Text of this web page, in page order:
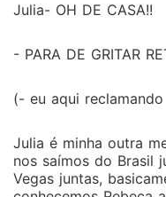
Julia- OH DE CASA!!
- PARA DE GRITAR
(- eu aqui
Julia é minha outra
nos saímos do Brasil
Vegas juntas,